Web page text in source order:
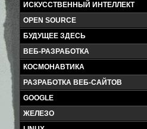
ИСКУССТВЕННЫЙ ИНТЕЛЛЕКТ
OPEN SOURCE
БУДУЩЕЕ ЗДЕСЬ
ВЕБ-РАЗРАБОТКА
КОСМОНАВТИКА
РАЗРАБОТКА ВЕБ-САЙТОВ
GOOGLE
ЖЕЛЕЗО